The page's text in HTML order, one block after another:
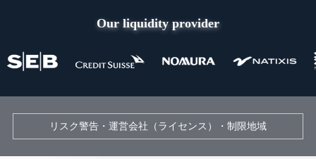
Our liquidity provider
リスク警告・運営会社（ライセンス）・制限地域